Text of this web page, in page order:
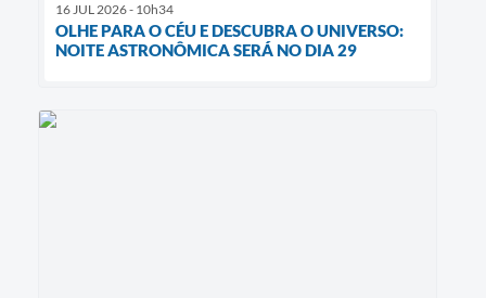
16 JUL 2026 - 10h34
OLHE PARA O CÉU E DESCUBRA O UNIVERSO:
NOITE ASTRONÔMICA SERÁ NO DIA 29